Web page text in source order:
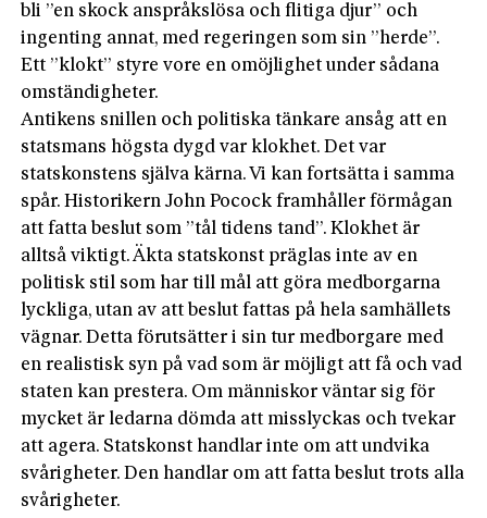
bli ”en skock anspråkslösa och flitiga djur” och
ingenting annat, med regeringen som sin ”herde”.
Ett ”klokt” styre vore en omöjlighet under sådana
omständigheter.
Antikens snillen och politiska tänkare ansåg att en
statsmans högsta dygd var klokhet. Det var
statskonstens själva kärna. Vi kan fortsätta i samma
spår. Historikern John Pocock framhåller förmågan
att fatta beslut som ”tål tidens tand”. Klokhet är
alltså viktigt. Äkta statskonst präglas inte av en
politisk stil som har till mål att göra medborgarna
lyckliga, utan av att beslut fattas på hela samhällets
vägnar. Detta förutsätter i sin tur medborgare med
en realistisk syn på vad som är möjligt att få och vad
staten kan prestera. Om människor väntar sig för
mycket är ledarna dömda att misslyckas och tvekar
att agera. Statskonst handlar inte om att undvika
svårigheter. Den handlar om att fatta beslut trots alla
svårigheter.